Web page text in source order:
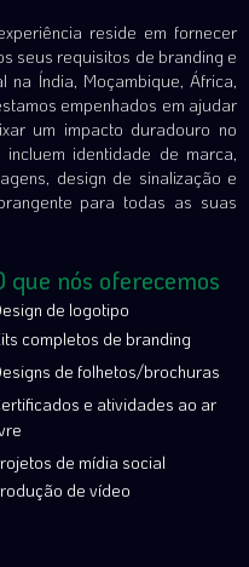
reside em fornecer
seus requisitos de branding e
na Índia, Moçambique, África,
empenhados em ajudar
um impacto duradouro no
identidade de marca,
design de sinalização e
para todas as suas
que nós oferecemos
de logotipo
completos de branding
de folhetos/brochuras
e atividades ao ar
de mídia social
de vídeo